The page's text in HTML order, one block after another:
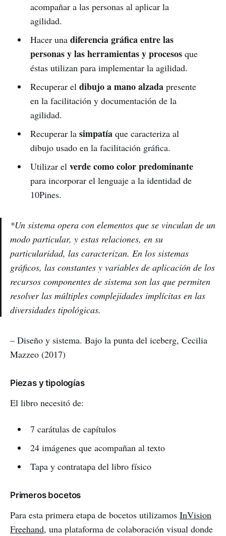
acompañar a las personas al aplicar la
agilidad.
Hacer una diferencia gráfica entre las
personas y las herramientas y procesosque
éstas utilizan para implementar la agilidad.
Recuperar el dibujo a mano alzadapresente
en la facilitación y documentación de la
agilidad.
Recuperar la simpatíaque caracteriza al
dibujo usado en la facilitación gráfica.
Utilizar el verde como color predominante
para incorporar el lenguaje a la identidad de
10Pines.
*Un sistema opera con elementos que se vinculan de un
modo particular, y estas relaciones, en su
particularidad, las caracterizan. En los sistemas
gráficos, las constantes y variables de aplicación de los
recursos componentes de sistema son las que permiten
resolver las múltiples complejidades implícitas en las
diversidades tipológicas.
– Diseño y sistema. Bajo la punta del iceberg, Cecilia
Mazzeo (2017)
Piezas y tipologías
El libro necesitó de:
7 carátulas de capítulos
24 imágenes que acompañan al texto
Tapa y contratapa del libro físico
Primeros bocetos
Para esta primera etapa de bocetos utilizamos InVision
Freehand, una plataforma de colaboración visual donde